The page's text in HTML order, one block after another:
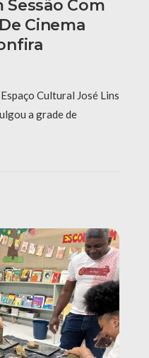
Sessão Com
Cinema
Cultural José Lins
a grade de